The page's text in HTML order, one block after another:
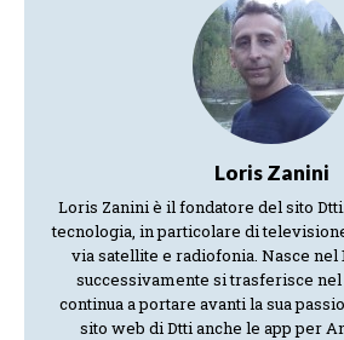
Loris Zanini
Loris Zanini è il fondatore del sito
tecnologia, in particolare di
via satellite e radiofonia. Nasce nel
successivamente si trasferisce
continua a portare avanti la sua
sito web di Dtti anche le app per